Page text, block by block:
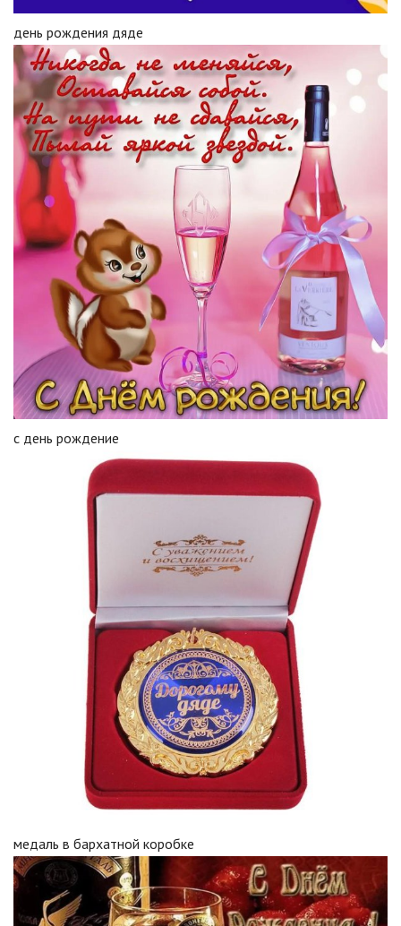
день рождения дяде
с день рождение
медаль в бархатной коробке